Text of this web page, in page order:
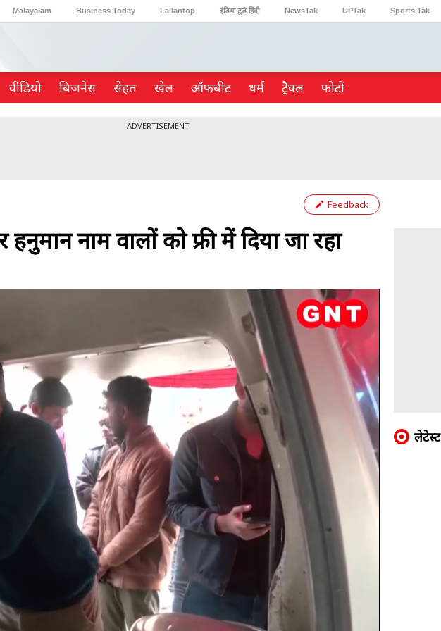
Malayalam Business Today Lallantop इंडिया टुडे हिंदी NewsTak UPTak Sports Tak
वीडियो ब‍िजनेस सेहत खेल ऑफबीट धर्म ट्रैवल फोटो
ADVERTISEMENT
Feedback
नाम वालों को फ्री में दिया जा रहा
लेटेस्ट